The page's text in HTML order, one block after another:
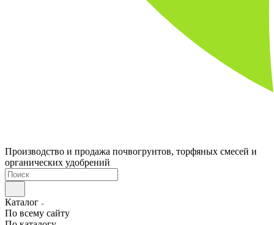
Производство и продажа почвогрунтов, торфяных смесей и
органических удобрений
Каталог
По всему сайту